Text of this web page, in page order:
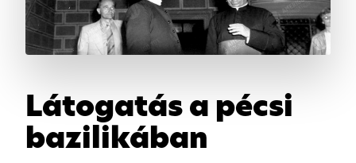
Látogatás a pécsi
bazilikában